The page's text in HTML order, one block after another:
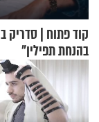
קוד פתוח | סדריק
בהנחת תפילין"